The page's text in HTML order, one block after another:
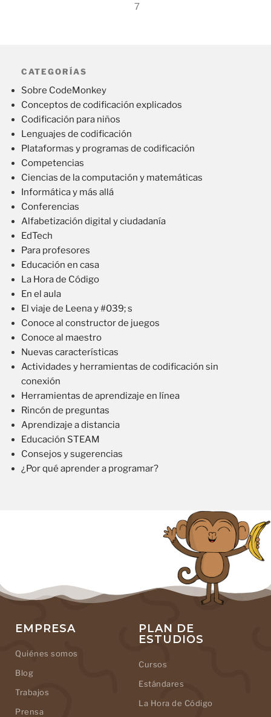
7
CATEGORÍAS
Sobre CodeMonkey
Conceptos de codificación explicados
Codificación para niños
Lenguajes de codificación
Plataformas y programas de codificación
Competencias
Ciencias de la computación y matemáticas
Informática y más allá
Conferencias
Alfabetización digital y ciudadanía
EdTech
Para profesores
Educación en casa
La Hora de Código
En el aula
El viaje de Leena y #039; s
Conoce al constructor de juegos
Conoce al maestro
Nuevas características
Actividades y herramientas de codificación sin
conexión
Herramientas de aprendizaje en línea
Rincón de preguntas
Aprendizaje a distancia
Educación STEAM
Consejos y sugerencias
¿Por qué aprender a programar?
EMPRESA
Quiénes somos
Blog
Trabajos
Prensa
PLAN DE
ESTUDIOS
Cursos
Estándares
La Hora de Código